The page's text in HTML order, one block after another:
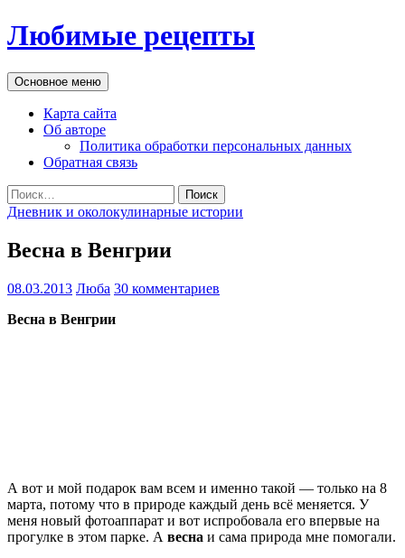
Перейти
к
Любимые рецепты
Поиск
Основное меню
Карта сайта
Об авторе
Политика обработки персональных данных
Обратная связь
Найти:
Дневник и околокулинарные истории
Весна в Венгрии
08.03.2013 Люба 30 комментариев
Весна в Венгрии
А вот и мой подарок вам всем и именно такой — только на 8
марта, потому что в природе каждый день всё меняется. У
меня новый фотоаппарат и вот испробовала его впервые на
прогулке в этом парке. А весна и сама природа мне помогали.